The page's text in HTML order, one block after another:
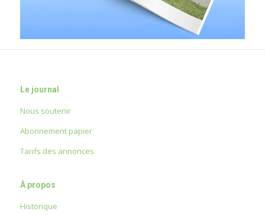
Le journal
Nous soutenir
Abonnement papier
Tarifs des annonces
À propos
Historique